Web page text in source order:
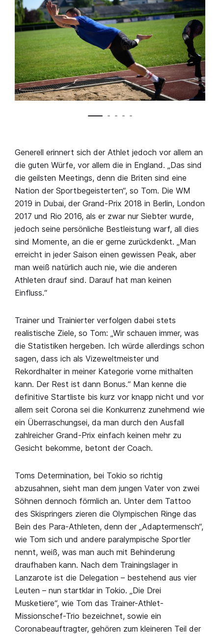
Generell erinnert sich der Athlet jedoch vor allem an
die guten Würfe, vor allem die in England. „Das sind
die geilsten Meetings, denn die Briten sind eine
Nation der Sportbegeisterten“, so Tom. Die WM
2019 in Dubai, der Grand-Prix 2018 in Berlin, London
2017 und Rio 2016, als er zwar nur Siebter wurde,
jedoch seine persönliche Bestleistung warf, all dies
sind Momente, an die er gerne zurückdenkt. „Man
erreicht in jeder Saison einen gewissen Peak, aber
man weiß natürlich auch nie, wie die anderen
Athleten drauf sind. Darauf hat man keinen
Einfluss.“
Trainer und Trainierter verfolgen dabei stets
realistische Ziele, so Tom: „Wir schauen immer, was
die Statistiken hergeben. Ich würde allerdings schon
sagen, dass ich als Vizeweltmeister und
Rekordhalter in meiner Kategorie vorne mithalten
kann. Der Rest ist dann Bonus.“ Man kenne die
definitive Startliste bis kurz vor knapp nicht und vor
allem seit Corona sei die Konkurrenz zunehmend wie
ein Überraschungsei, da man durch den Ausfall
zahlreicher Grand-Prix einfach keinen mehr zu
Gesicht bekomme, betont der Coach.
Toms Determination, bei Tokio so richtig
abzusahnen, sieht man dem jungen Vater von zwei
Söhnen dennoch förmlich an. Unter dem Tattoo
des Skispringers zieren die Olympischen Ringe das
Bein des Para-Athleten, denn der „Adaptermensch“,
wie Tom sich und andere paralympische Sportler
nennt, weiß, was man auch mit Behinderung
draufhaben kann. Nach dem Trainingslager in
Lanzarote ist die Delegation – bestehend aus vier
Leuten – nun startklar in Tokio. „Die Drei
Musketiere“, wie Tom das Trainer-Athlet-
Missionschef-Trio bezeichnet, sowie ein
Coronabeauftragter, gehören zum kleineren Teil der